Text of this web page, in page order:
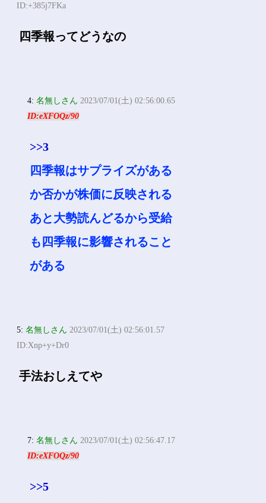
ID:+385j7FKa
四季報ってどうなの
4:名無しさん 2023/07/01(土) 02:56:00.65
ID:eXFOQz/90
>>3
四季報はサプライズがある
か否かが株価に反映される
あと大勢読んどるから受給
も四季報に影響されること
がある
5:名無しさん 2023/07/01(土) 02:56:01.57
ID:Xnp+y+Dr0
手法おしえてや
7:名無しさん 2023/07/01(土) 02:56:47.17
ID:eXFOQz/90
>>5